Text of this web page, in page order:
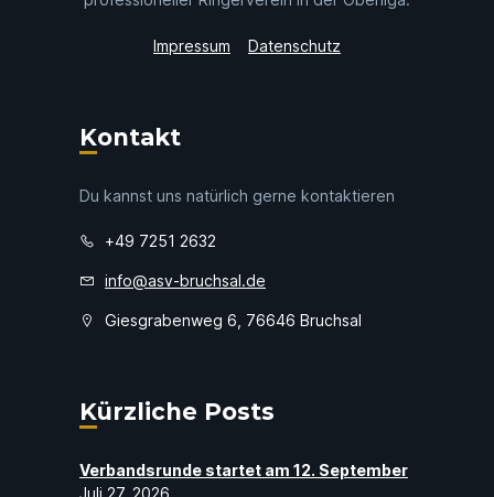
Impressum Datenschutz
Kontakt
Du kannst uns natürlich gerne kontaktieren
+49 7251 2632
info@asv-bruchsal.de
Giesgrabenweg 6, 76646 Bruchsal
Kürzliche Posts
Verbandsrunde startet am 12. September